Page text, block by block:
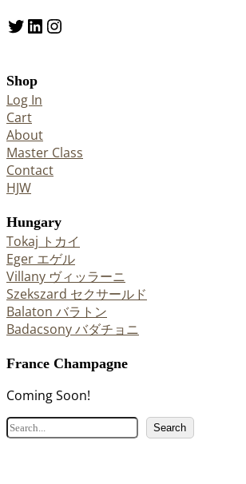
Twitter LinkedIn Instagram
Shop
Log In
Cart
About
Master Class
Contact
HJW
Hungary
Tokaj トカイ
Eger エゲル
Villany ヴィッラーニ
Szekszard セクサールド
Balaton バラトン
Badacsony バダチョニ
France Champagne
Coming Soon!
検
索
Search